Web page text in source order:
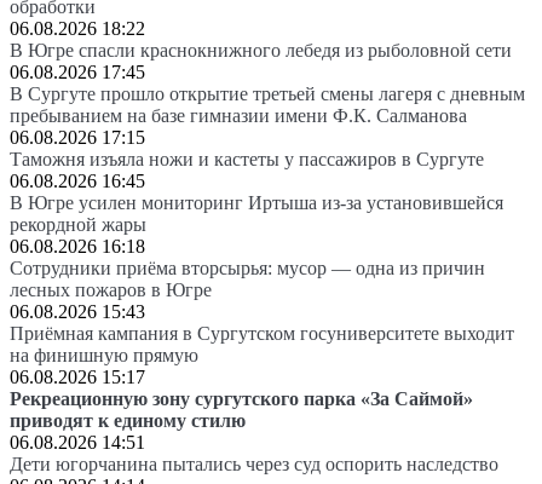
обработки
06.08.2026 18:22
В Югре спасли краснокнижного лебедя из рыболовной сети
06.08.2026 17:45
В Сургуте прошло открытие третьей смены лагеря с дневным
пребыванием на базе гимназии имени Ф.К. Салманова
06.08.2026 17:15
Таможня изъяла ножи и кастеты у пассажиров в Сургуте
06.08.2026 16:45
В Югре усилен мониторинг Иртыша из-за установившейся
рекордной жары
06.08.2026 16:18
Сотрудники приёма вторсырья: мусор — одна из причин
лесных пожаров в Югре
06.08.2026 15:43
Приёмная кампания в Сургутском госуниверситете выходит
на финишную прямую
06.08.2026 15:17
Рекреационную зону сургутского парка «За Саймой»
приводят к единому стилю
06.08.2026 14:51
Дети югорчанина пытались через суд оспорить наследство